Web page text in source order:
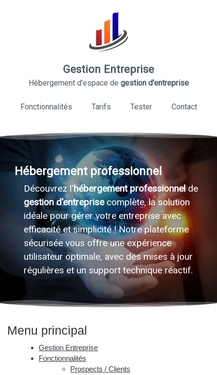
Gestion Entreprise
Hébergement d'espace de gestion d'entreprise
Fonctionnalités Tarifs Tester Contact
Hébergement professionnel
Découvrez l'hébergement professionnelde
gestion d'entreprisecomplète, la solution
idéale pour gérer votre entreprise avec
efficacité et simplicité ! Notre plateforme
sécurisée vous offre une expérience
utilisateur optimale, avec des mises à jour
régulières et un support technique réactif.
Menu principal
Gestion Entreprise
Fonctionnalités
Prospects / Clients